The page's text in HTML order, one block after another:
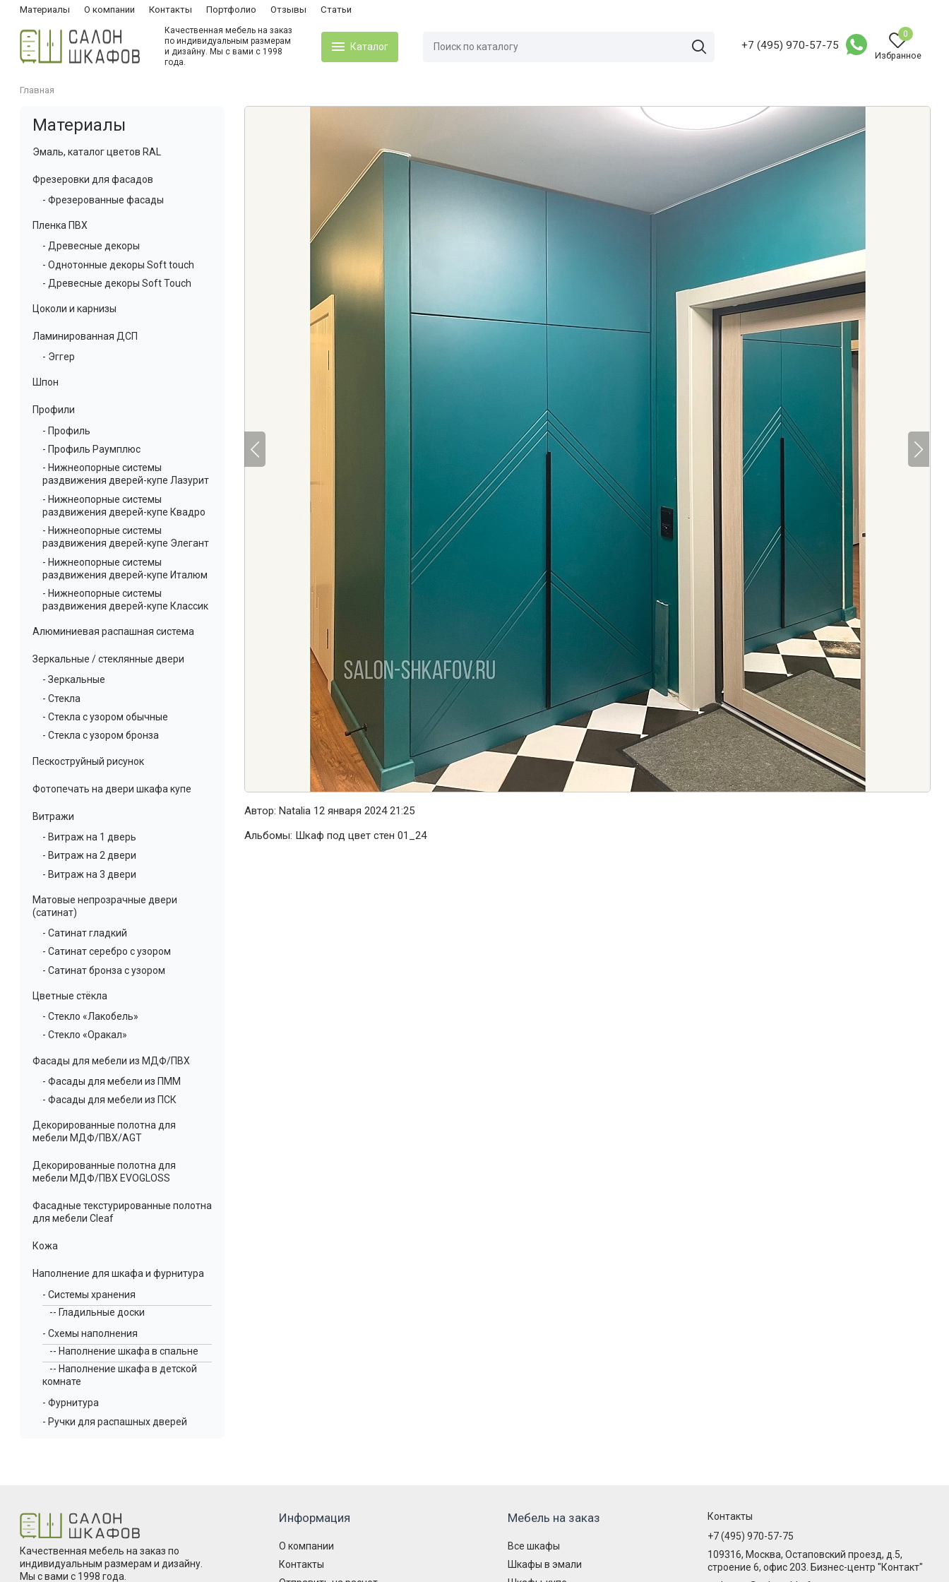
Материалы О компании Контакты Портфолио Отзывы Статьи
Качественная мебель на заказ
по индивидуальным размерам
и дизайну. Мы с вами с 1998
года.
Каталог +7 (495) 970-57-75
0
Избранное
Главная
Материалы
Эмаль, каталог цветов RAL
Фрезеровки для фасадов
- Фрезерованные фасады
Пленка ПВХ
- Древесные декоры
- Однотонные декоры Soft touch
- Древесные декоры Soft Touch
Цоколи и карнизы
Ламинированная ДСП
- Эггер
Шпон
Профили
- Профиль
- Профиль Раумплюс
- Нижнеопорные системы
раздвижения дверей-купе Лазурит
- Нижнеопорные системы
раздвижения дверей-купе Квадро
- Нижнеопорные системы
раздвижения дверей-купе Элегант
- Нижнеопорные системы
раздвижения дверей-купе Италюм
- Нижнеопорные системы
раздвижения дверей-купе Классик
Алюминиевая распашная система
Зеркальные / стеклянные двери
- Зеркальные
- Стекла
- Стекла с узором обычные
- Стекла с узором бронза
Пескоструйный рисунок
Фотопечать на двери шкафа купе
Витражи
- Витраж на 1 дверь
- Витраж на 2 двери
- Витраж на 3 двери
Матовые непрозрачные двери
(сатинат)
- Сатинат гладкий
- Сатинат серебро с узором
- Сатинат бронза с узором
Цветные стёкла
- Стекло «Лакобель»
- Стекло «Оракал»
Фасады для мебели из МДФ/ПВХ
- Фасады для мебели из ПММ
- Фасады для мебели из ПСК
Декорированные полотна для
мебели МДФ/ПВХ/AGT
Декорированные полотна для
мебели МДФ/ПВХ EVOGLOSS
Фасадные текстурированные полотна
для мебели Cleaf
Кожа
Наполнение для шкафа и фурнитура
- Системы хранения
-- Гладильные доски
- Схемы наполнения
-- Наполнение шкафа в спальне
-- Наполнение шкафа в детской
комнате
- Фурнитура
- Ручки для распашных дверей
Автор:Natalia 12 января 2024 21:25
Альбомы: Шкаф под цвет стен 01_24
Качественная мебель на заказ по
индивидуальным размерам и дизайну.
Мы с вами с 1998 года.
Информация
О компании
Контакты
Мебель на заказ
Все шкафы
Шкафы в эмали
Контакты
+7 (495) 970-57-75
109316, Москва, Остаповский проезд, д.5,
строение 6, офис 203. Бизнес-центр "Контакт"